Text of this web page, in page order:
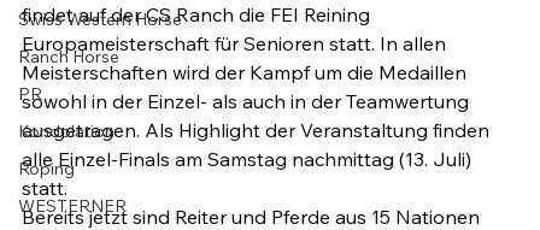
Swiss Western Horse
Ranch Horse
PR
Kondolation
Roping
WESTERNER
findet auf der CS Ranch die FEI Reining
Europameisterschaft für Senioren statt. In allen
Meisterschaften wird der Kampf um die Medaillen
sowohl in der Einzel- als auch in der Teamwertung
ausgetragen. Als Highlight der Veranstaltung finden
alle Einzel-Finals am Samstag nachmittag (13. Juli)
statt.
Bereits jetzt sind Reiter und Pferde aus 15 Nationen